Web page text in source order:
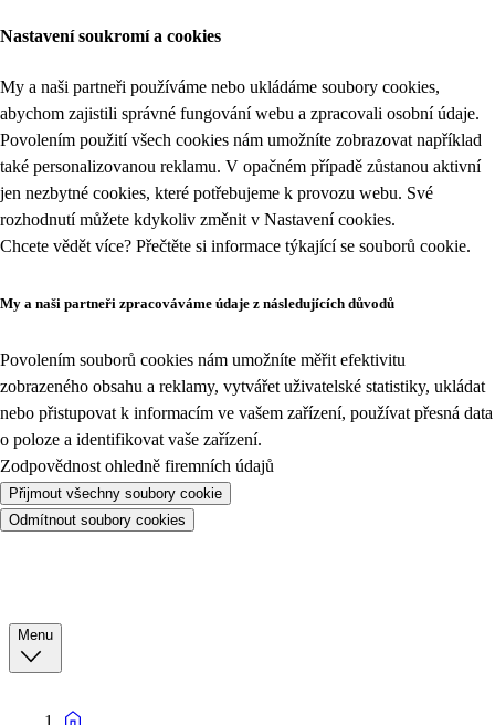
Nastavení soukromí a cookies
My a naši partneři používáme nebo ukládáme soubory cookies,
abychom zajistili správné fungování webu a zpracovali osobní údaje.
Povolením použití všech cookies nám umožníte zobrazovat například
také personalizovanou reklamu. V opačném případě zůstanou aktivní
jen nezbytné cookies, které potřebujeme k provozu webu. Své
rozhodnutí můžete kdykoliv změnit v Nastavení cookies.
Chcete vědět více? Přečtěte si informace týkající se souborů cookie.
My a naši partneři zpracováváme údaje z následujících důvodů
Povolením souborů cookies nám umožníte měřit efektivitu
zobrazeného obsahu a reklamy, vytvářet uživatelské statistiky, ukládat
nebo přistupovat k informacím ve vašem zařízení, používat přesná data
o poloze a identifikovat vaše zařízení.
Zodpovědnost ohledně firemních údajů
Přijmout všechny soubory cookie
Odmítnout soubory cookies
Menu